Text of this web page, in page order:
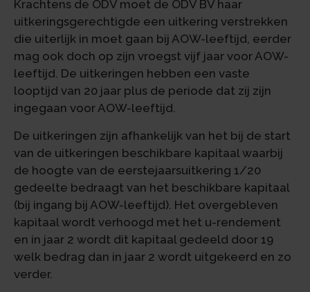
Krachtens de ODV moet de ODV BV haar
uitkeringsgerechtigde een uitkering verstrekken
die uiterlijk in moet gaan bij AOW-leeftijd, eerder
mag ook doch op zijn vroegst vijf jaar voor AOW-
leeftijd. De uitkeringen hebben een vaste
looptijd van 20 jaar plus de periode dat zij zijn
ingegaan voor AOW-leeftijd.
De uitkeringen zijn afhankelijk van het bij de start
van de uitkeringen beschikbare kapitaal waarbij
de hoogte van de eerstejaarsuitkering 1/20
gedeelte bedraagt van het beschikbare kapitaal
(bij ingang bij AOW-leeftijd). Het overgebleven
kapitaal wordt verhoogd met het u-rendement
en in jaar 2 wordt dit kapitaal gedeeld door 19
welk bedrag dan in jaar 2 wordt uitgekeerd en zo
verder.